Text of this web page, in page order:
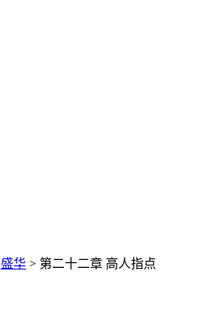
盛华 > 第二十二章 高人指点